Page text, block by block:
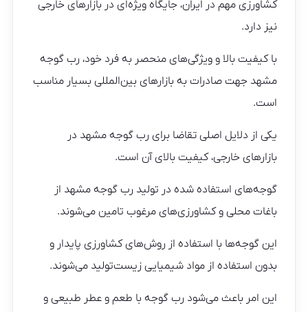
کشاورزی مهم در ایران، جایگاه ویژه‌ای در بازارهای خارجی
نیز دارد.
با کیفیت بالا و ویژگی‌های منحصر به فرد خود، رب گوجه
مشهد جهت صادرات به بازارهای بین‌المللی بسیار مناسب
است.
یکی از دلایل اصلی تقاضا برای رب گوجه مشهد در
بازارهای خارجی، کیفیت بالای آن است.
گوجه‌های استفاده شده در تولید رب گوجه مشهد از
باغات محلی و کشاورزی‌های مرغوب تامین می‌شوند.
این گوجه‌ها با استفاده از روش‌های کشاورزی پایدار و
بدون استفاده از مواد شیمیایی زیست‌تولید می‌شوند.
این امر باعث می‌شود رب گوجه با طعم و عطر طبیعی و